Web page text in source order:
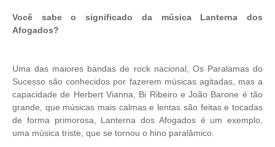
Você sabe o significado da música Lanterna dos
Afogados?
Uma das maiores bandas de rock nacional, Os Paralamas do
Sucesso são conhecidos por fazerem músicas agitadas, mas a
capacidade de Herbert Vianna, Bi Ribeiro e João Barone é tão
grande, que músicas mais calmas e lentas são feitas e tocadas
de forma primorosa, Lanterna dos Afogados é um exemplo,
uma música triste, que se tornou o hino paralâmico.